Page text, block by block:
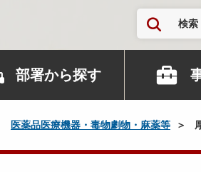
検索
部署から探す
医薬品医療機器・毒物劇物・麻薬等